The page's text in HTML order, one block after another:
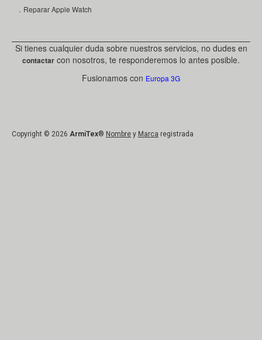
．Reparar Apple Watch
Si tienes cualquier duda sobre nuestros servicios, no dudes en
contactar con nosotros, te responderemos lo antes posible.
Fusionamos con Europa 3G
Copyright © 2026 ArmiTex® Nombre y Marca registrada